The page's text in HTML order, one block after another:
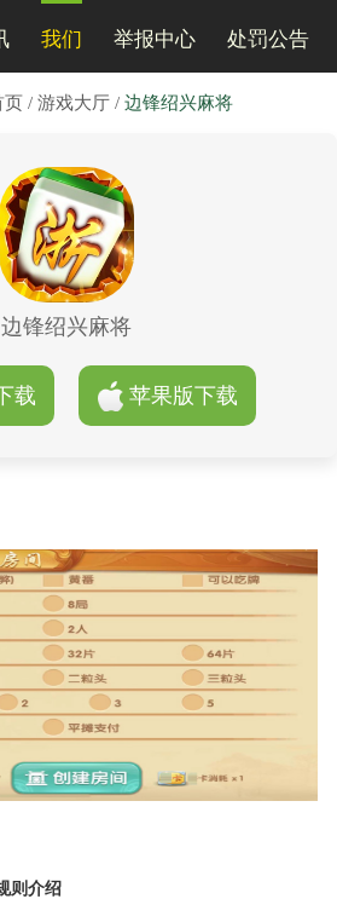
我们 举报中心 处罚公告
页 / 游戏大厅 / 边锋绍兴麻将
边锋绍兴麻将
载 苹果版下载
则介绍